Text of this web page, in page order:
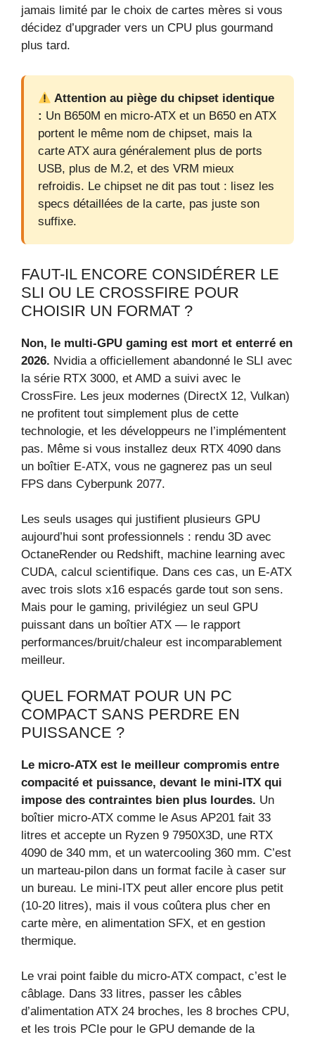
jamais limité par le choix de cartes mères si vous
décidez d’upgrader vers un CPU plus gourmand
plus tard.
Attention au piège du chipset identique
: Un B650M en micro‑ATX et un B650 en ATX
portent le même nom de chipset, mais la
carte ATX aura généralement plus de ports
USB, plus de M.2, et des VRM mieux
refroidis. Le chipset ne dit pas tout : lisez les
specs détaillées de la carte, pas juste son
suffixe.
FAUT-IL ENCORE CONSIDÉRER LE
SLI OU LE CROSSFIRE POUR
CHOISIR UN FORMAT ?
Non, le multi‑GPU gaming est mort et enterré en
2026. Nvidia a officiellement abandonné le SLI avec
la série RTX 3000, et AMD a suivi avec le
CrossFire. Les jeux modernes (DirectX 12, Vulkan)
ne profitent tout simplement plus de cette
technologie, et les développeurs ne l’implémentent
pas. Même si vous installez deux RTX 4090 dans
un boîtier E‑ATX, vous ne gagnerez pas un seul
FPS dans Cyberpunk 2077.
Les seuls usages qui justifient plusieurs GPU
aujourd’hui sont professionnels : rendu 3D avec
OctaneRender ou Redshift, machine learning avec
CUDA, calcul scientifique. Dans ces cas, un E‑ATX
avec trois slots x16 espacés garde tout son sens.
Mais pour le gaming, privilégiez un seul GPU
puissant dans un boîtier ATX — le rapport
performances/bruit/chaleur est incomparablement
meilleur.
QUEL FORMAT POUR UN PC
COMPACT SANS PERDRE EN
PUISSANCE ?
Le micro‑ATX est le meilleur compromis entre
compacité et puissance, devant le mini‑ITX qui
impose des contraintes bien plus lourdes. Un
boîtier micro‑ATX comme le Asus AP201 fait 33
litres et accepte un Ryzen 9 7950X3D, une RTX
4090 de 340 mm, et un watercooling 360 mm. C’est
un marteau‑pilon dans un format facile à caser sur
un bureau. Le mini‑ITX peut aller encore plus petit
(10‑20 litres), mais il vous coûtera plus cher en
carte mère, en alimentation SFX, et en gestion
thermique.
Le vrai point faible du micro‑ATX compact, c’est le
câblage. Dans 33 litres, passer les câbles
d’alimentation ATX 24 broches, les 8 broches CPU,
et les trois PCIe pour le GPU demande de la